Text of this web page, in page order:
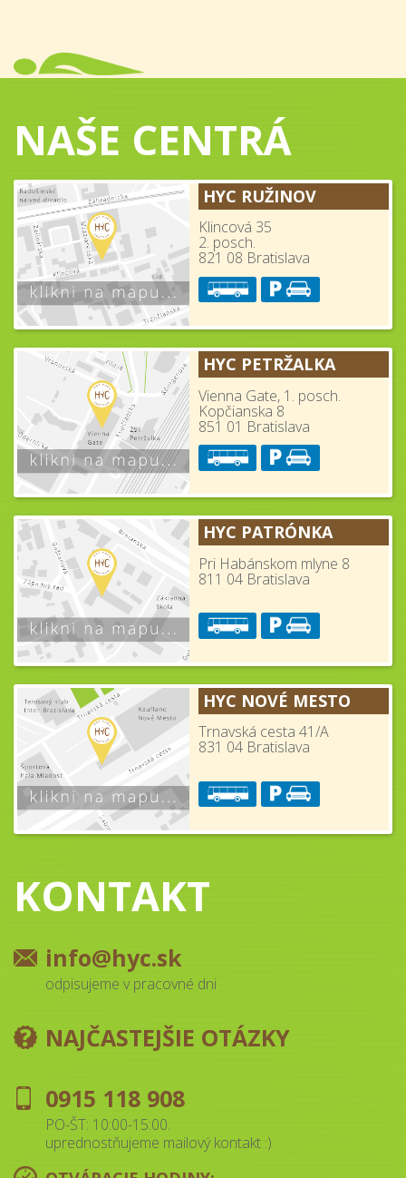
NAŠE CENTRÁ
HYC RUŽINOV
Klincová 35
2. posch.
821 08 Bratislava
HYC PETRŽALKA
Vienna Gate, 1. posch.
Kopčianska 8
851 01 Bratislava
HYC PATRÓNKA
Pri Habánskom mlyne 8
811 04 Bratislava
HYC NOVÉ MESTO
Trnavská cesta 41/A
831 04 Bratislava
KONTAKT
info@hyc.sk
odpisujeme v pracovné dni
NAJČASTEJŠIE OTÁZKY
0915 118 908
PO-ŠT: 10:00-15:00.
uprednostňujeme mailový kontakt :)